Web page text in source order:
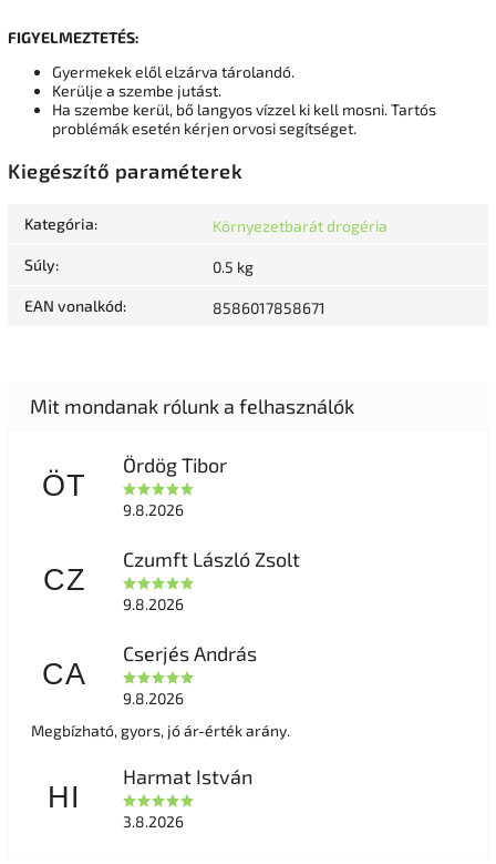
FIGYELMEZTETÉS:
Gyermekek elől elzárva tárolandó.
Kerülje a szembe jutást.
Ha szembe kerül, bő langyos vízzel ki kell mosni. Tartós
problémák esetén kérjen orvosi segítséget.
Kiegészítő paraméterek
Kategória: Környezetbarát drogéria
Súly: 0.5 kg
EAN vonalkód: 8586017858671
ÖT
Ördög Tibor
9.8.2026
CZ
Czumft László Zsolt
9.8.2026
CA
Cserjés András
9.8.2026
Megbízható, gyors, jó ár-érték arány.
HI
Harmat István
3.8.2026